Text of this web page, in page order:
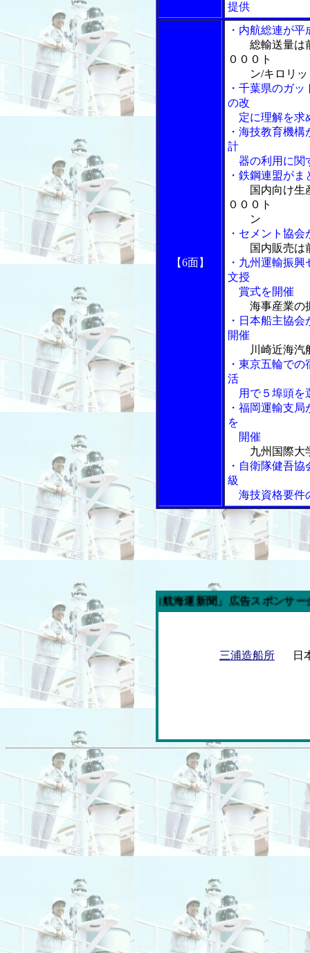
提供
【6面】
・内航総連が
総輸送量は
０００ト
ン/キロリッ
・千葉県のガ
の改
定に理解を求
・海技教育機
計
器の利用に関
・鉄鋼連盟が
国内向け生
０００ト
ン
・セメント協
国内販売は
・九州運輸振
文授
賞式を開催
海事産業の
・日本船主協
開催
川崎近海汽
・東京五輪で
活
用で５埠頭を
・福岡運輸支
を
開催
九州国際大
・自衛隊健吾
級
海技資格要件
今週の「内航海運新聞」広告スポンサー企業
三浦造船所 日